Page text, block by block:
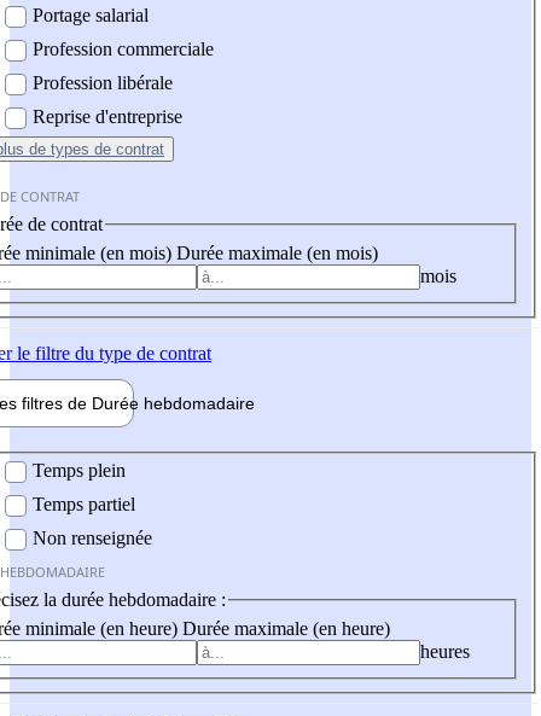
Portage salarial
Profession commerciale
Profession libérale
Reprise d'entreprise
de types de contrat
CONTRAT
de contrat
minimale (en mois) Durée maximale (en mois)
mois
le filtre du type de contrat
filtres de Durée hebdomadaire
Temps plein
Temps partiel
Non renseignée
la durée hebdomadaire :
minimale (en heure) Durée maximale (en heure)
heures